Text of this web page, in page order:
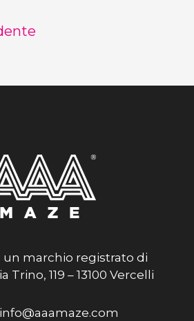
un marchio registrato di
Trino, 119 – 13100 Vercelli